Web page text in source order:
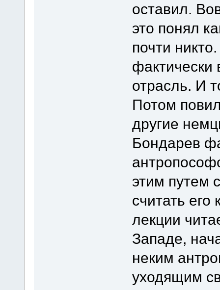
оставил.
это понял
почти
фактически
отрасль. И
Потом
другие
Бондарев
этим путем
считать его
лекции
Западе,
неким
уходящим